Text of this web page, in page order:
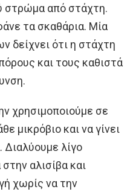
στρώμα από στάχτη.
τα σκαθάρια. Μία
δείχνει ότι η στάχτη
και τους καθιστά
χρησιμοποιούμε σε
μικρόβιο και να γίνει
λίγο
αλισίβα και
χωρίς να την